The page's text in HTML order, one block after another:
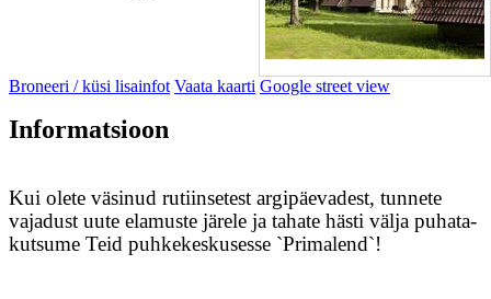
Broneeri / küsi lisainfot Vaata kaarti Google street view
Informatsioon
Kui olete väsinud rutiinsetest argipäevadest, tunnete
vajadust uute elamuste järele ja tahate hästi välja puhata-
kutsume Teid puhkekeskusesse `Primalend`!